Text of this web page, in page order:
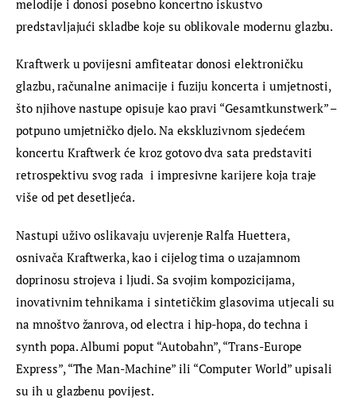
melodije i donosi posebno koncertno iskustvo
predstavljajući skladbe koje su oblikovale modernu glazbu.
Kraftwerk u povijesni amfiteatar donosi elektroničku
glazbu, računalne animacije i fuziju koncerta i umjetnosti,
što njihove nastupe opisuje kao pravi “Gesamtkunstwerk” –
potpuno umjetničko djelo. Na ekskluzivnom sjedećem
koncertu Kraftwerk će kroz gotovo dva sata predstaviti
retrospektivu svog rada  i impresivne karijere koja traje
više od pet desetljeća.
Nastupi uživo oslikavaju uvjerenje Ralfa Huettera,
osnivača Kraftwerka, kao i cijelog tima o uzajamnom
doprinosu strojeva i ljudi. Sa svojim kompozicijama,
inovativnim tehnikama i sintetičkim glasovima utjecali su
na mnoštvo žanrova, od electra i hip-hopa, do techna i
synth popa. Albumi poput “Autobahn”, “Trans-Europe
Express”, “The Man-Machine” ili “Computer World” upisali
su ih u glazbenu povijest.